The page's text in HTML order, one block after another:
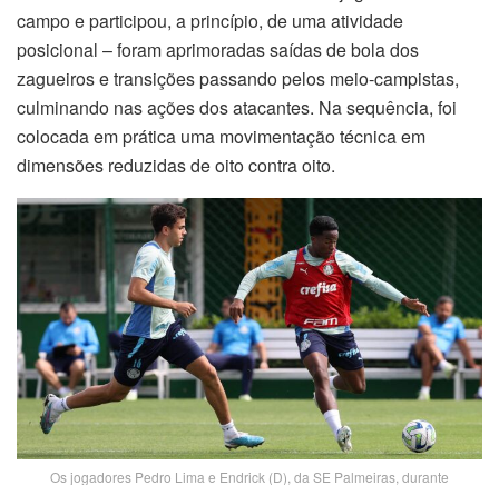
campo e participou, a princípio, de uma atividade
posicional – foram aprimoradas saídas de bola dos
zagueiros e transições passando pelos meio-campistas,
culminando nas ações dos atacantes. Na sequência, foi
colocada em prática uma movimentação técnica em
dimensões reduzidas de oito contra oito.
Os jogadores Pedro Lima e Endrick (D), da SE Palmeiras, durante